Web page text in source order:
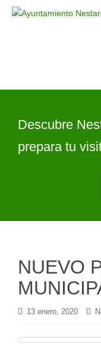
Descubre
prepara tu
NUEVO
13 enero, 2020